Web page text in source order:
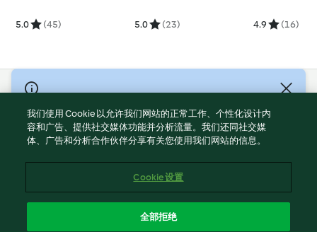
5.0 (45) 5.0 (23) 4.9 (16)
© Copyright 2021-2023 福维克信息科技(上海)有限公司 版权所有
2026
使用规定
Cookies
ICP许可证号：沪通信管自贸[2026]3号
我们使用 Cookie 以允许我们网站的正常工作、个性化设计内
容和广告、提供社交媒体功能并分析流量。我们还同社交媒
体、广告和分析合作伙伴分享有关您使用我们网站的信息。
Cookie 设置
全部拒绝